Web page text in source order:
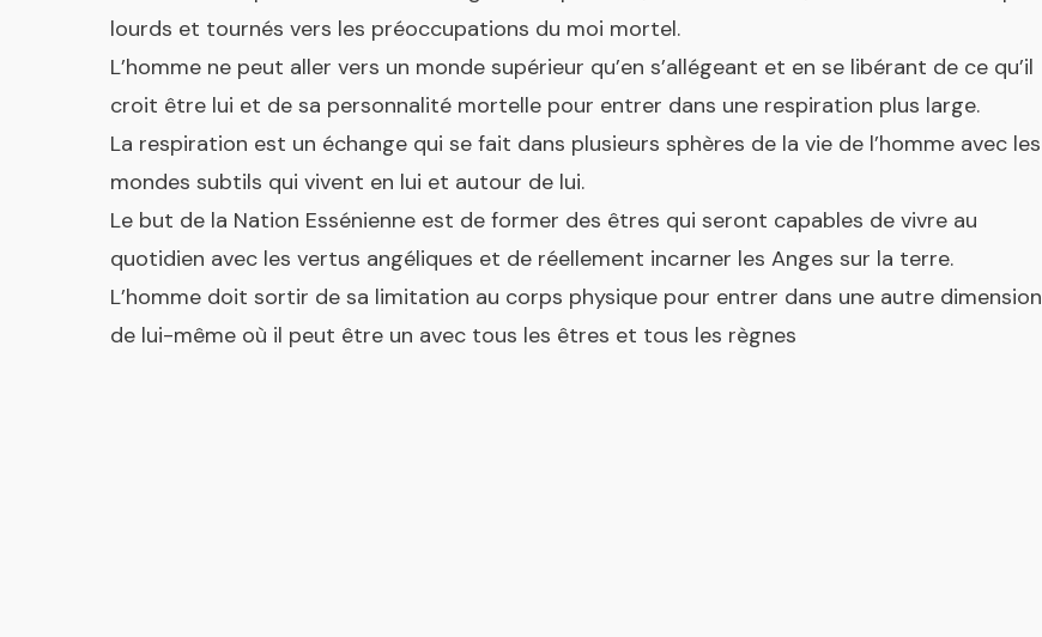
lourds et tournés vers les préoccupations du moi mortel.
L’homme ne peut aller vers un monde supérieur qu’en s’allégeant et en se libérant de ce qu’il
croit être lui et de sa personnalité mortelle pour entrer dans une respiration plus large.
La respiration est un échange qui se fait dans plusieurs sphères de la vie de l’homme avec les
mondes subtils qui vivent en lui et autour de lui.
Le but de la Nation Essénienne est de former des êtres qui seront capables de vivre au
quotidien avec les vertus angéliques et de réellement incarner les Anges sur la terre.
L’homme doit sortir de sa limitation au corps physique pour entrer dans une autre dimension
de lui-même où il peut être un avec tous les êtres et tous les règnes